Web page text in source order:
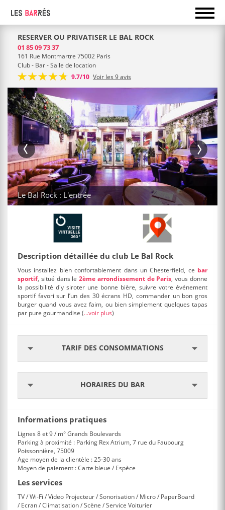
RESERVER OU PRIVATISER LE BAL ROCK
01 85 09 73 37
161 Rue Montmartre 75002 Paris
Club - Bar - Salle de location
9.7/10 Voir les 9 avis
Le Bal Rock : L'entrée
TARIF DES CONSOMMATIONS
HORAIRES DU BAR
Description détaillée du club Le Bal Rock
Vous installez bien confortablement dans un Chesterfield, ce bar
sportif, situé dans le2ème arrondissement de Paris, vous donne
la possibilité d'y siroter une bonne bière, suivre votre événement
sportif favori sur l’un des 30 écrans HD, commander un bon gros
burger quand vous avez faim, ou bien simplement quelques tapas
par pure gourmandise (...voir plus)
Informations pratiques
Lignes 8 et 9 / m° Grands Boulevards
Parking à proximité : Parking Rex Atrium, 7 rue du Faubourg
Poissonnière, 75009
Age moyen de la clientèle : 25-30 ans
Moyen de paiement : Carte bleue / Espèce
Les services
TV / Wi-Fi / Video Projecteur / Sonorisation / Micro / PaperBoard
/ Ecran / Climatisation / Scène / Service Voiturier